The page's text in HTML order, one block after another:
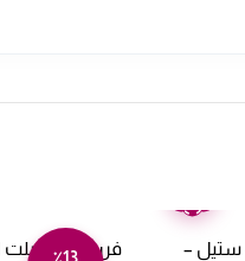
131 لتر – 90 سم – ستيل –
٪13